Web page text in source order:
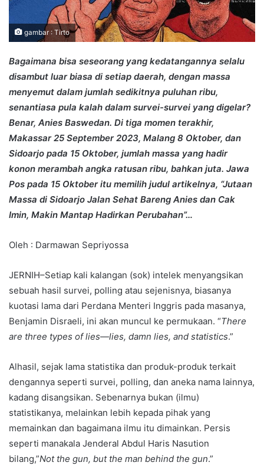
gambar : Tirto
Bagaimana bisa seseorang yang kedatangannya selalu
disambut luar biasa di setiap daerah, dengan massa
menyemut dalam jumlah sedikitnya puluhan ribu,
senantiasa pula kalah dalam survei-survei yang digelar?
Benar, Anies Baswedan. Di tiga momen terakhir,
Makassar 25 September 2023, Malang 8 Oktober, dan
Sidoarjo pada 15 Oktober, jumlah massa yang hadir
konon merambah angka ratusan ribu, bahkan juta. Jawa
Pos pada 15 Oktober itu memilih judul artikelnya, “Jutaan
Massa di Sidoarjo Jalan Sehat Bareng Anies dan Cak
Imin, Makin Mantap Hadirkan Perubahan”…
Oleh : Darmawan Sepriyossa
JERNIH–Setiap kali kalangan (sok) intelek menyangsikan
sebuah hasil survei, polling atau sejenisnya, biasanya
kuotasi lama dari Perdana Menteri Inggris pada masanya,
Benjamin Disraeli, ini akan muncul ke permukaan. “There
are three types of lies—lies, damn lies, and statistics.”
Alhasil, sejak lama statistika dan produk-produk terkait
dengannya seperti survei, polling, dan aneka nama lainnya,
kadang disangsikan. Sebenarnya bukan (ilmu)
statistikanya, melainkan lebih kepada pihak yang
memainkan dan bagaimana ilmu itu dimainkan. Persis
seperti manakala Jenderal Abdul Haris Nasution
bilang,”Not the gun, but the man behind the gun.”